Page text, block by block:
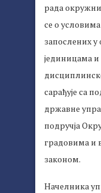
рада
се о
запослених
јединицама
сарађује са
државне
подручја
градовима и
законом.
Начелника